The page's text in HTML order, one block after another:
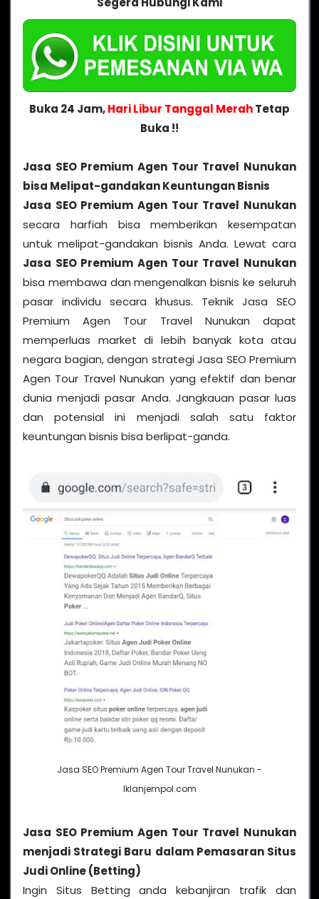
Buka 24 Jam,Hari Libur Tanggal MerahTetap
Buka !!
Jasa SEO Premium Agen Tour Travel Nunukan
bisa Melipat-gandakan Keuntungan Bisnis
Jasa SEO Premium Agen Tour Travel Nunukan
secara harfiah bisa memberikan kesempatan
untuk melipat-gandakan bisnis Anda. Lewat cara
Jasa SEO Premium Agen Tour Travel Nunukan
bisa membawa dan mengenalkan bisnis ke seluruh
pasar individu secara khusus. Teknik Jasa SEO
Premium Agen Tour Travel Nunukan dapat
memperluas market di lebih banyak kota atau
negara bagian, dengan strategi Jasa SEO Premium
Agen Tour Travel Nunukan yang efektif dan benar
dunia menjadi pasar Anda. Jangkauan pasar luas
dan potensial ini menjadi salah satu faktor
keuntungan bisnis bisa berlipat-ganda.
Jasa SEO Premium Agen Tour Travel Nunukan -
Iklanjempol.com
Jasa SEO Premium Agen Tour Travel Nunukan
menjadi Strategi Baru dalam Pemasaran Situs
Judi Online (Betting)
Ingin Situs Betting anda kebanjiran trafik dan